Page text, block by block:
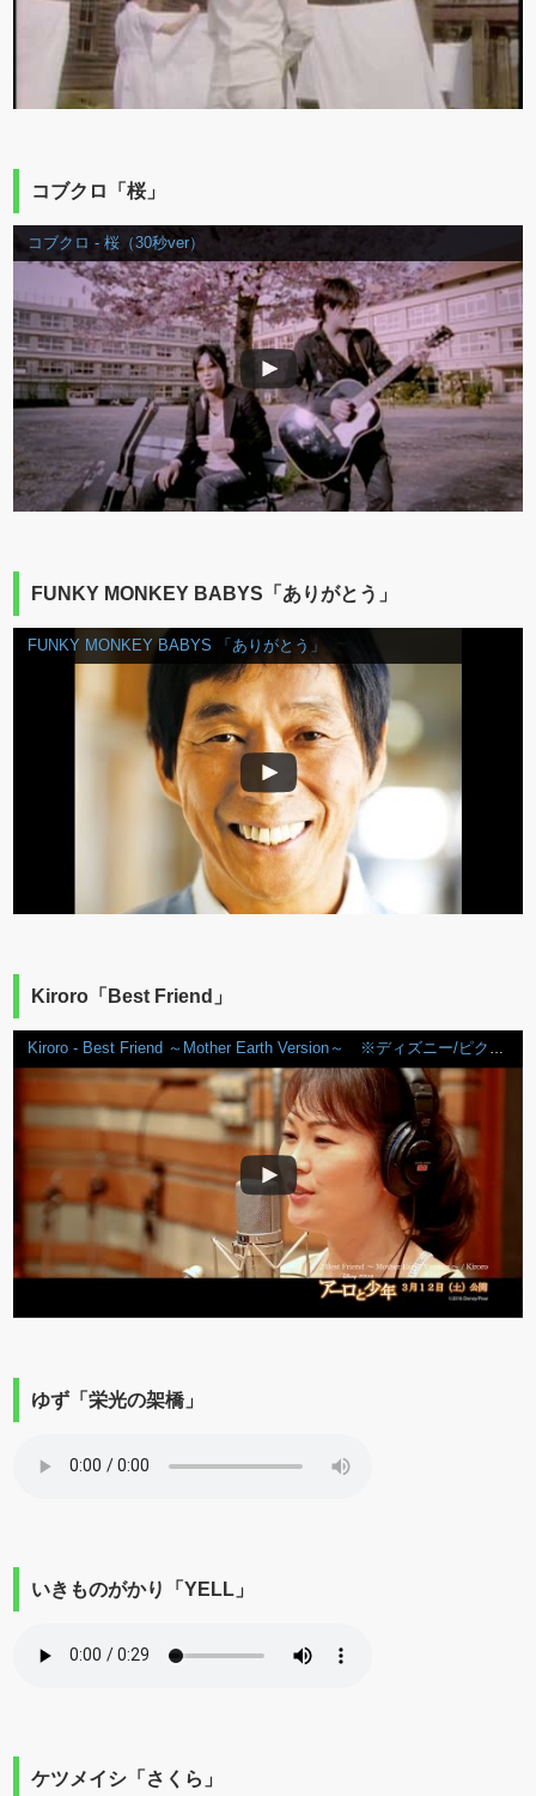
コブクロ「桜」
コブクロ - 桜（30秒ver）
FUNKY MONKEY BABYS「ありがとう」
FUNKY MONKEY BABYS 「ありがとう」
Kiroro「Best Friend」
Kiroro - Best Friend ～Mother Earth Version～ ※ディズニー/ピクサー 「アーロと少年」日本版エンドソング
ゆず「栄光の架橋」
いきものがかり「YELL」
ケツメイシ「さくら」